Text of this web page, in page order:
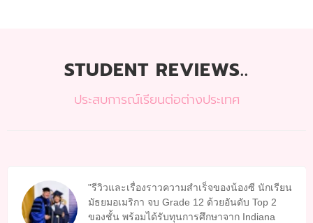
STUDENT REVIEWS..
ประสบการณ์เรียนต่อต่างประเทศ
รีวิวและเรื่องราวความสำเร็จของน้องซี นักเรียน
มัธยมอเมริกา จบ Grade 12 ด้วยอันดับ Top 2
ของชั้น พร้อมได้รับทุนการศึกษาจาก Indiana